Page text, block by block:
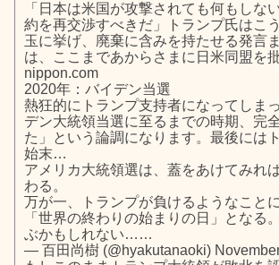
「日本は米国が攻撃されても何もしな
約を再交渉すべきだ」トランプ氏はこ
玉に挙げ、廃棄に含みを持たせる発言
は、ここまであからさまに日米同盟を
nippon.com
2020年：バイデン当選
熱狂的にトランプ支持者になってしま
デン大統領当選に至るまでの時期、完
た」という論調になります。最後には
始末…
アメリカ大統領選は、蓋をあけてみれ
わる。
万が一、トランプが負けるようなこと
「世界の終わりの始まりの日」となる
ぶかもしれない……
— 百田尚樹 (@hyakutanaoki)